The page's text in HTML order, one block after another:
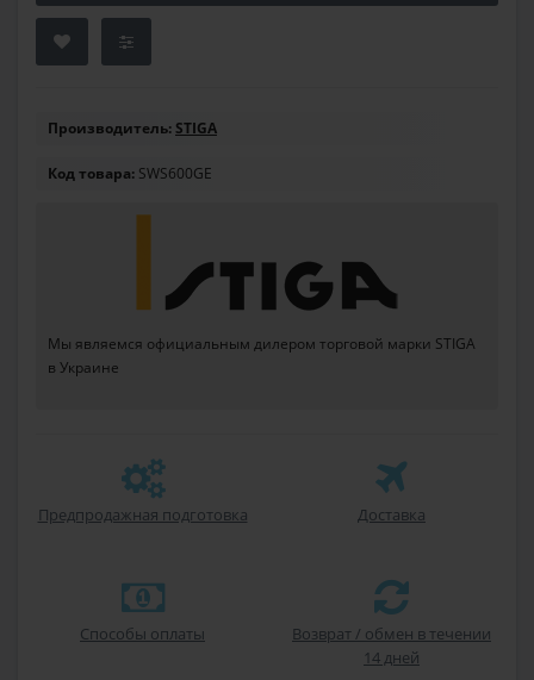
Производитель: STIGA
Код товара: SWS600GE
Мы являемся официальным дилером торговой марки STIGA
в Украине
Предпродажная подготовка Доставка
Способы оплаты
Возврат / обмен в течении
14 дней